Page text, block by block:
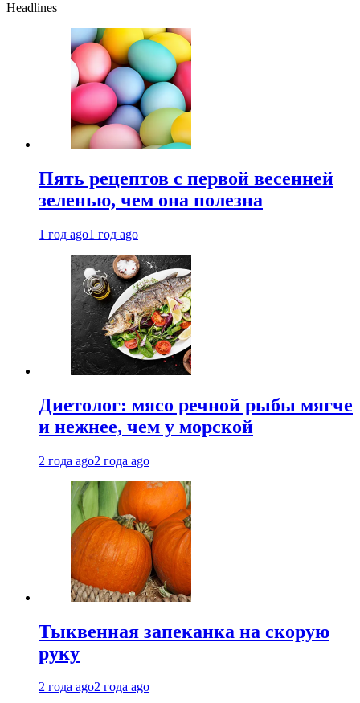
Headlines
Пять рецептов с первой весенней
зеленью, чем она полезна
1 год ago1 год ago
Диетолог: мясо речной рыбы мягче
и нежнее, чем у морской
2 года ago2 года ago
Тыквенная запеканка на скорую
руку
2 года ago2 года ago